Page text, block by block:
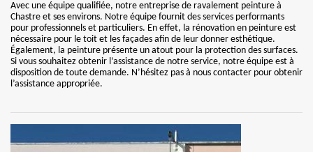
Avec une équipe qualifiée, notre entreprise de ravalement peinture à
Chastre et ses environs. Notre équipe fournit des services performants
pour professionnels et particuliers. En effet, la rénovation en peinture est
nécessaire pour le toit et les façades afin de leur donner esthétique.
Également, la peinture présente un atout pour la protection des surfaces.
Si vous souhaitez obtenir l’assistance de notre service, notre équipe est à
disposition de toute demande. N’hésitez pas à nous contacter pour obtenir
l’assistance appropriée.